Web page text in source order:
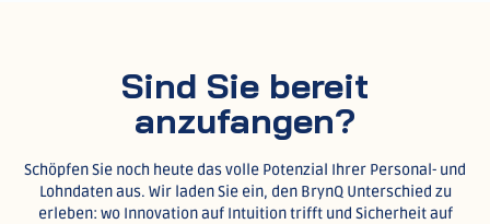
Sind Sie bereit
anzufangen?
Schöpfen Sie noch heute das volle Potenzial Ihrer Personal- und
Lohndaten aus. Wir laden Sie ein, den BrynQ Unterschied zu
erleben: wo Innovation auf Intuition trifft und Sicherheit auf